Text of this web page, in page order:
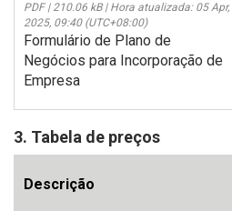
PDF | 210.06 kB | Hora atualizada: 05 Apr,
2025, 09:40 (UTC+08:00)
Formulário de Plano de
Negócios para Incorporação de
Empresa
3. Tabela de preços
Descrição